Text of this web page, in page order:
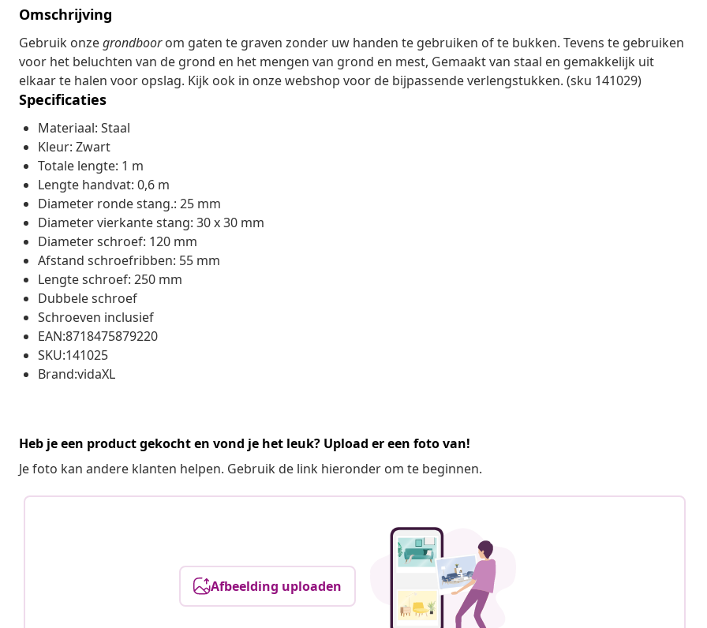
Omschrijving
Gebruik onzegrondboorom gaten te graven zonder uw handen te gebruiken of te bukken. Tevens te gebruiken
voor het beluchten van de grond en het mengen van grond en mest, Gemaakt van staal en gemakkelijk uit
elkaar te halen voor opslag. Kijk ook in onze webshop voor de bijpassende verlengstukken. (sku 141029)
Specificaties
Materiaal: Staal
Kleur: Zwart
Totale lengte: 1 m
Lengte handvat: 0,6 m
Diameter ronde stang.: 25 mm
Diameter vierkante stang: 30 x 30 mm
Diameter schroef: 120 mm
Afstand schroefribben: 55 mm
Lengte schroef: 250 mm
Dubbele schroef
Schroeven inclusief
EAN:8718475879220
SKU:141025
Brand:vidaXL
Heb je een product gekocht en vond je het leuk? Upload er een foto van!
Je foto kan andere klanten helpen. Gebruik de link hieronder om te beginnen.
Afbeelding uploaden